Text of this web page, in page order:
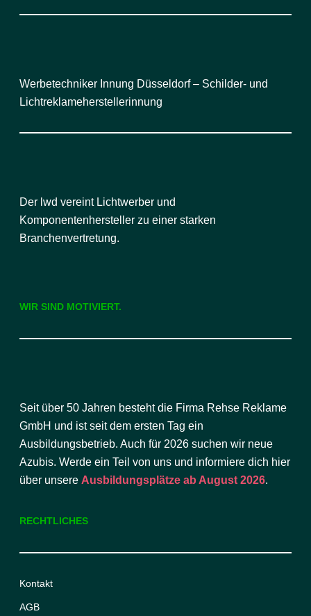
Werbetechniker Innung Düsseldorf – Schilder- und
Lichtreklameherstellerinnung
Der lwd vereint Lichtwerber und
Komponentenhersteller zu einer starken
Branchenvertretung.
WIR SIND MOTIVIERT.
Seit über 50 Jahren besteht die Firma Rehse Reklame
GmbH und ist seit dem ersten Tag ein
Ausbildungsbetrieb. Auch für 2026 suchen wir neue
Azubis. Werde ein Teil von uns und informiere dich hier
über unsere Ausbildungsplätze ab August 2026.
RECHTLICHES
Kontakt
AGB